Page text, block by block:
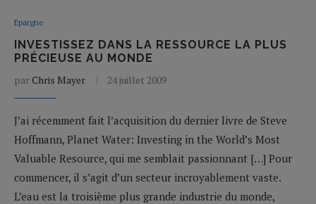
Epargne
INVESTISSEZ DANS LA RESSOURCE LA PLUS
PRÉCIEUSE AU MONDE
parChris Mayer 24 juillet 2009
J’ai récemment fait l’acquisition du dernier livre de Steve
Hoffmann, Planet Water: Investing in the World’s Most
Valuable Resource, qui me semblait passionnant […] Pour
commencer, il s’agit d’un secteur incroyablement vaste.
L’eau est la troisième plus grande industrie du monde,